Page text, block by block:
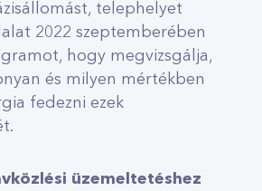
telephelyet
2022 szeptemberében
hogy megvizsgálja,
és milyen mértékben
fedezni ezek
üzemeltetéshez